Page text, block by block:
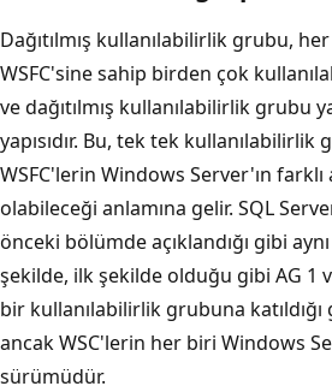
Dağıtılmış kullanılabilirlik grubu,
WSFC'sine sahip birden çok
ve dağıtılmış kullanılabilirlik grubu
yapısıdır. Bu, tek tek kullanılabilirlik
WSFC'lerin Windows Server'ın
olabileceği anlamına gelir. SQL
önceki bölümde açıklandığı gibi aynı
şekilde, ilk şekilde olduğu gibi AG 1
bir kullanılabilirlik grubuna
ancak WSC'lerin her biri Windows
sürümüdür.